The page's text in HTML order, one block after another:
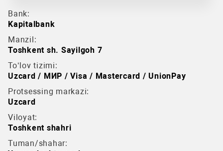
Bank:
Kapitalbank
Manzil:
Toshkent sh. Sayilgoh 7
To‘lov tizimi:
Uzcard / МИР / Visa / Mastercard / UnionPay
Protsessing markazi:
Uzcard
Viloyat:
Toshkent shahri
Tuman/shahar: